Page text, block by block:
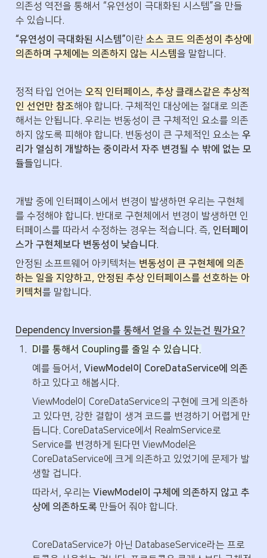
의존성 역전을 통해서 “유연성이 극대화된 시스템”을 만들
수 있습니다.
“유연성이 극대화된 시스템”이란 소스 코드 의존성이 추상에
의존하며 구체에는 의존하지 않는 시스템을 말합니다.
정적 타입 언어는 오직 인터페이스, 추상 클래스같은 추상적
인 선언만 참조해야 합니다. 구체적인 대상에는 절대로 의존
해서는 안됩니다. 우리는 변동성이 큰 구체적인 요소를 의존
하지 않도록 피해야 합니다. 변동성이 큰 구체적인 요소는 우
리가 열심히 개발하는 중이라서 자주 변경될 수 밖에 없는 모
듈들입니다.
개발 중에 인터페이스에서 변경이 발생하면 우리는 구현체
를 수정해야 합니다. 반대로 구현체에서 변경이 발생하면 인
터페이스를 따라서 수정하는 경우는 적습니다. 즉, 인터페이
스가 구현체보다 변동성이 낮습니다.
안정된 소프트웨어 아키텍처는 변동성이 큰 구현체에 의존
하는 일을 지양하고, 안정된 추상 인터페이스를 선호하는 아
키텍처를 말합니다.
Dependency Inversion를 통해서 얻을 수 있는건 뭔가요?
1 .
DI를 통해서 Coupling를 줄일 수 있습니다.
예를 들어서, ViewModel이 CoreDataService에 의존
하고 있다고 해봅시다.
ViewModel이 CoreDataService의 구현에 크게 의존하
고 있다면, 강한 결합이 생겨 코드를 변경하기 어렵게 만
듭니다. CoreDataService에서 RealmService로
Service를 변경하게 된다면 ViewModel은
CoreDataService에 크게 의존하고 있었기에 문제가 발
생할 겁니다.
따라서, 우리는 ViewModel이 구체에 의존하지 않고 추
상에 의존하도록 만들어 줘야 합니다.
CoreDataService가 아닌 DatabaseService라는 프로